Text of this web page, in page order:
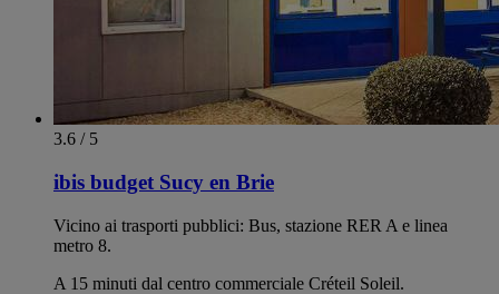
3.6 / 5
ibis budget Sucy en Brie
Vicino ai trasporti pubblici: Bus, stazione RER A e linea
metro 8.
A 15 minuti dal centro commerciale Créteil Soleil.